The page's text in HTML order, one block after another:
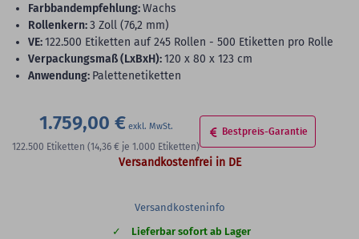
Farbbandempfehlung:Wachs
Rollenkern:3 Zoll (76,2 mm)
VE:122.500 Etiketten auf 245 Rollen - 500 Etiketten pro Rolle
Verpackungsmaß (LxBxH):120 x 80 x 123 cm
Anwendung: Palettenetiketten
1.759,00 €
122.500 Etiketten (14,36 € je 1.000 Etiketten)
Bestpreis-Garantie
Versandkostenfrei in DE
Versandkosteninfo
Lieferbar sofort ab Lager